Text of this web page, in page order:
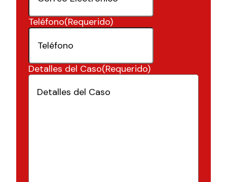
Teléfono(Requerido)
Detalles del Caso(Requerido)